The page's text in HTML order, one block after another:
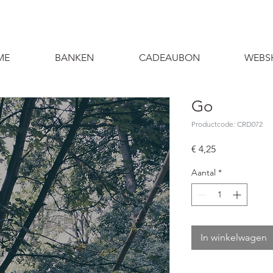
BANKEN CADEAUBON
Go
Productcode: CRD072
€ 4,25Prijs
Aantal *
In winkelwagen